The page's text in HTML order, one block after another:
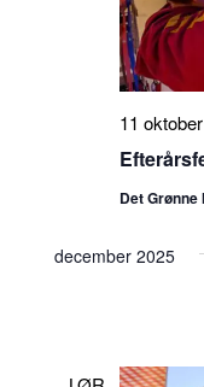
11
Det Grønne
december 2025